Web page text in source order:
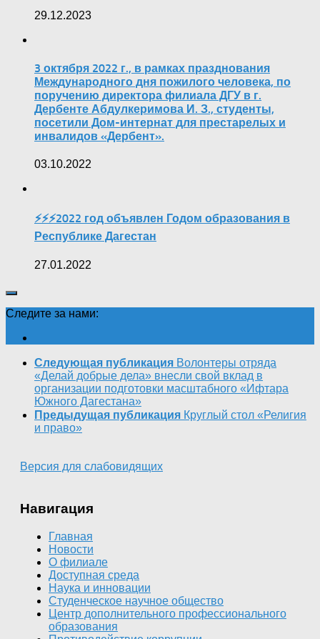
29.12.2023
3 октября 2022 г., в рамках празднования
Международного дня пожилого человека, по
поручению директора филиала ДГУ в г.
Дербенте Абдулкеримова И. З., студенты,
посетили Дом-интернат для престарелых и
инвалидов «Дербент».
03.10.2022
⚡️⚡️⚡️2022 год объявлен Годом образования в
Республике Дагестан
27.01.2022
Следите за нами:
Следующая публикация Волонтеры отряда
«Делай добрые дела» внесли свой вклад в
организации подготовки масштабного «Ифтара
Южного Дагестана»
Предыдущая публикация Круглый стол «Религия
и право»
Версия для слабовидящих
Навигация
Главная
Новости
О филиале
Доступная среда
Наука и инновации
Студенческое научное общество
Центр дополнительного профессионального
образования